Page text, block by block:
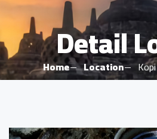
Detail
Home Location